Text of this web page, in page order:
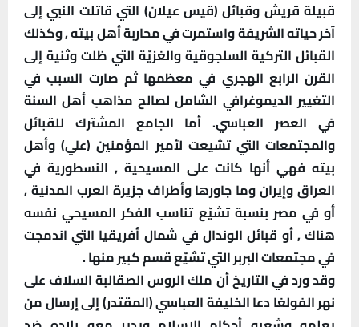
قبيلة قريش وقبائل (قيس عيلان) التي قاتلت النبي إلى
آخر حياته الشريفة واستمرت في محاربة أهل بيته , وكذلك
القبائل التركية السلجوقية والغزيّة التي ظلت وثنية إلى
القرن الرابع الهجري في معظمها ثم صارت السبب في
التغيير الديموغرافي الشامل لصالح مذاهب أهل السنة
في العصر العباسي. أما الجامع المشترك للقبائل
والمجتمعات التي تشيعت لأمير المؤمنين (علي) وأهل
بيته فهي أنها كانت على المسيحية , النسطورية في
العراق وإيران وما جاورها وأطراف جزيرة العرب المدنية ,
أو في مصر بنسبة تشيّع تناسب الفكر المسيحي نفسه
هناك , أو قبائل الوندال في شمال أفريقيا التي اندمجت
في مجتمعات البربر التي تشيّع قسم كبير منها .
وقد ورد في التاريخ أن ملك الروس الصقالبة السلاف على
نهر الفولغا دعا الخليفة العباسي (المقتدر) إلى إرسال من